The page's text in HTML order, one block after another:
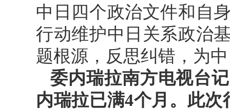
中日四个政治文件和自
行动维护中日关系政治
题根源，反思纠错，为
委内瑞拉南方电视台
内瑞拉已满4个月。此